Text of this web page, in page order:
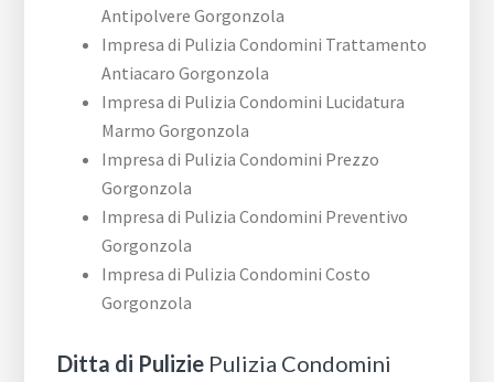
Antipolvere Gorgonzola
Impresa di Pulizia Condomini Trattamento
Antiacaro Gorgonzola
Impresa di Pulizia Condomini Lucidatura
Marmo Gorgonzola
Impresa di Pulizia Condomini Prezzo
Gorgonzola
Impresa di Pulizia Condomini Preventivo
Gorgonzola
Impresa di Pulizia Condomini Costo
Gorgonzola
Ditta di Pulizie Pulizia Condomini